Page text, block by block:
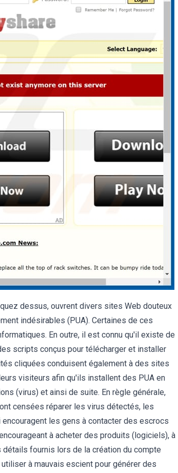
dessus, ouvrent divers sites Web douteux
indésirables (PUA). Certaines de ces
En outre, il est connu qu'il existe de
scripts conçus pour télécharger et installer
cliquées conduisent également à des sites
visiteurs afin qu'ils installent des PUA en
(virus) et ainsi de suite. En règle générale,
censées réparer les virus détectés, les
les gens à contacter des escrocs
à acheter des produits (logiciels), à
fournis lors de la création du compte
à mauvais escient pour générer des